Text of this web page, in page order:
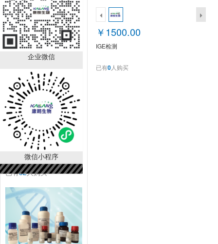
企业微信
微信小程序
DL-丙氨酸；BR，98.5%
CAS:302-72-
7（KL1003A）
￥10.00
已有 52人购买
D-丙氨醇；BR，98%
CAS:35320-23-1
KL1008A
￥540.00
已有52人购买
￥1500.00
IGE检测
已有0人购买